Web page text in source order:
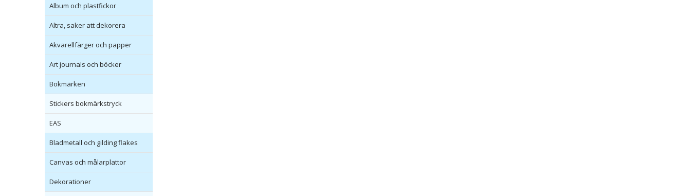
Album och plastfickor
Altra, saker att dekorera
Akvarellfärger och papper
Art journals och böcker
Bokmärken
Stickers bokmärkstryck
EAS
Bladmetall och gilding flakes
Canvas och målarplattor
Dekorationer